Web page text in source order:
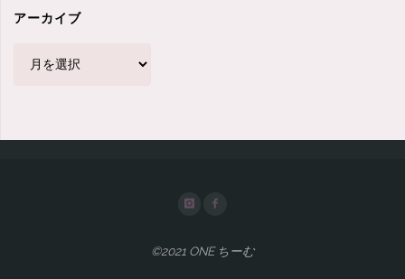
アーカイブ
ブ
©2021 ONE ちーむ